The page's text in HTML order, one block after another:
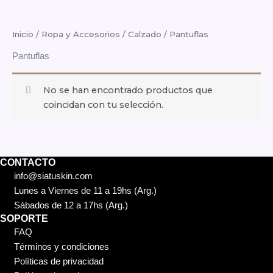
Inicio / Ropa y Accesorios / Calzado / Pantuflas
Pantuflas
No se han encontrado productos que
coincidan con tu selección.
CONTACTO
info@siatuskin.com
Lunes a Viernes de 11 a 19hs (Arg.)
Sábados de 12 a 17hs (Arg.)
SOPORTE
FAQ
Términos y condiciones
Políticas de privacidad